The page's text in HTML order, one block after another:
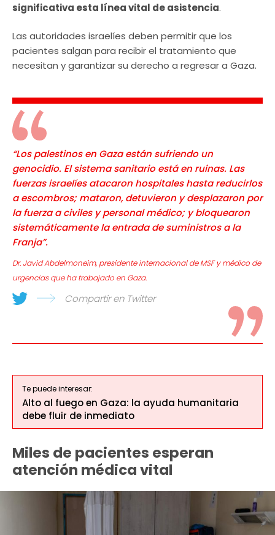
significativa esta línea vital de asistencia.
Las autoridades israelíes deben permitir que los
pacientes salgan para recibir el tratamiento que
necesitan y garantizar su derecho a regresar a Gaza.
“Los palestinos en Gaza están sufriendo un
genocidio. El sistema sanitario está en ruinas. Las
fuerzas israelíes atacaron hospitales hasta reducirlos
a escombros; mataron, detuvieron y desplazaron por
la fuerza a civiles y personal médico; y bloquearon
sistemáticamente la entrada de suministros a la
Franja”.
Dr. Javid Abdelmoneim, presidente internacional de MSF y médico de
urgencias que ha trabajado en Gaza.
Compartir en Twitter
Te puede interesar:
Alto al fuego en Gaza: la ayuda humanitaria
debe fluir de inmediato
Miles de pacientes esperan
atención médica vital